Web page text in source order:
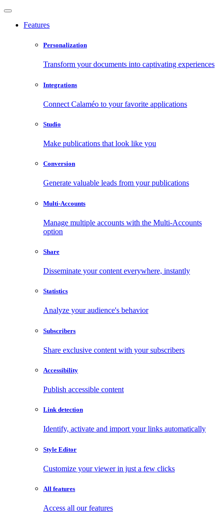
Features
Personalization
Transform your documents into captivating experiences
Integrations
Connect Calaméo to your favorite applications
Studio
Make publications that look like you
Conversion
Generate valuable leads from your publications
Multi-Accounts
Manage multiple accounts with the Multi-Accounts
option
Share
Disseminate your content everywhere, instantly
Statistics
Analyze your audience's behavior
Subscribers
Share exclusive content with your subscribers
Accessibility
Publish accessible content
Link detection
Identify, activate and import your links automatically
Style Editor
Customize your viewer in just a few clicks
All features
Access all our features